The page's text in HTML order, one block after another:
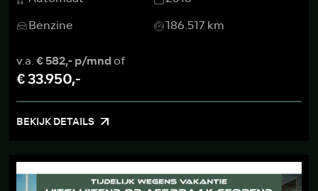
Benzine
186.517 km
v.a.€ 582,- p/mndof
€ 33.950,-
BEKIJK DETAILS